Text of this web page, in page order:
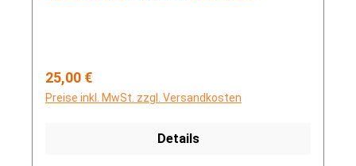
Regulärer Preis:
25,00 €
Preise inkl. MwSt. zzgl. Versandkosten
Details